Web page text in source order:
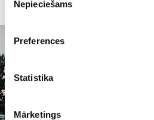
izvēle
Nepieciešams
Preferences
Statistika
Mārketings